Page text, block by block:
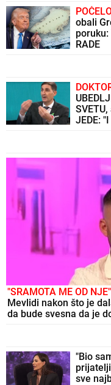
obali
poruku:
RADE
JEDE:
"SRAMOTA ME OD NJE"
Mevlidi nakon što je
da bude svesna da je
"Bio
sve